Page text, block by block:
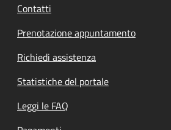
Contatti
Prenotazione appuntamento
Richiedi assistenza
Statistiche del portale
Leggi le FAQ